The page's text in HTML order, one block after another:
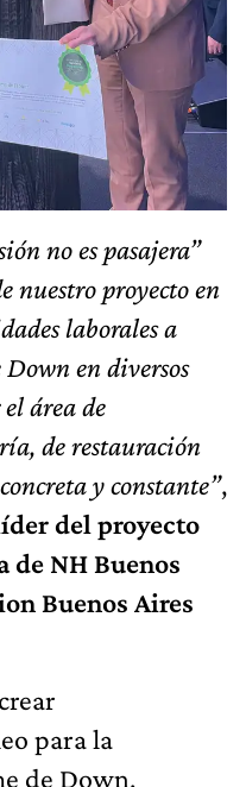
no es pasajera”
nuestro proyecto en
laborales a
en diversos
el área de
de restauración
y constante”,
del proyecto
NH Buenos
Buenos Aires
para la
de Down,